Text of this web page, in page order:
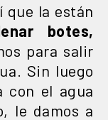
que la están
botes,
para salir
Sin luego
con el agua
le damos a